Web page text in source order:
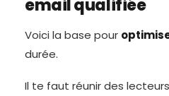
email qualifiée
Voici la base pour
durée.
Il te faut réunir des